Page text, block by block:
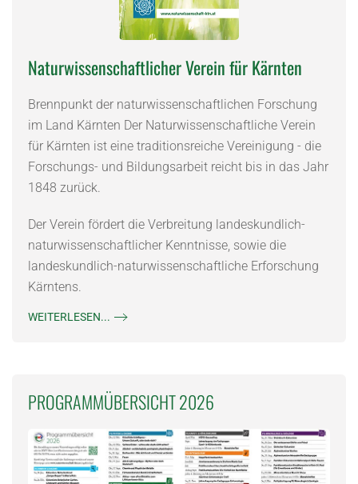
Naturwissenschaftlicher Verein für Kärnten
Brennpunkt der naturwissenschaftlichen Forschung
im Land Kärnten Der Naturwissenschaftliche Verein
für Kärnten ist eine traditionsreiche Vereinigung - die
Forschungs- und Bildungsarbeit reicht bis in das Jahr
1848 zurück.
Der Verein fördert die Verbreitung landeskundlich-
naturwissenschaftlicher Kenntnisse, sowie die
landeskundlich-naturwissenschaftliche Erforschung
Kärntens.
WEITERLESEN...
PROGRAMMÜBERSICHT 2026